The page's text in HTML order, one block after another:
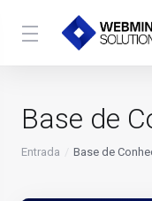
Base de
Entrada Base de